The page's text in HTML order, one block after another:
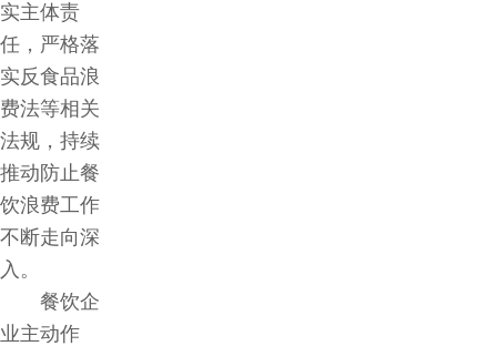
实主体责
任，严格落
实反食品浪
费法等相关
法规，持续
推动防止餐
饮浪费工作
不断走向深
入。
餐饮企
业主动作